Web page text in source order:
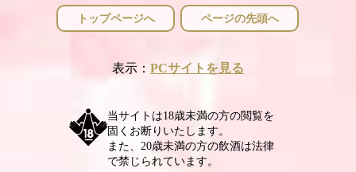
絡ください😊 松山では男性経営
のお店が多い中、 女性経営者の
お店だからこそ、安心感と働きや
身もアルバイトからスタートした
経験があるからこそ、女の子1人1
働けるお店づくりを心がけていま
様のご予約も増えています✨ 🍻
宴会への女の子無料派遣も実施
中！ 宴会後はそのままクラブア
トップページへ ページの先頭へ
表示： PCサイトを見る
当サイトは18歳未満の方の閲覧を
固くお断りいたします。
また、20歳未満の方の飲酒は法律
で禁じられています。